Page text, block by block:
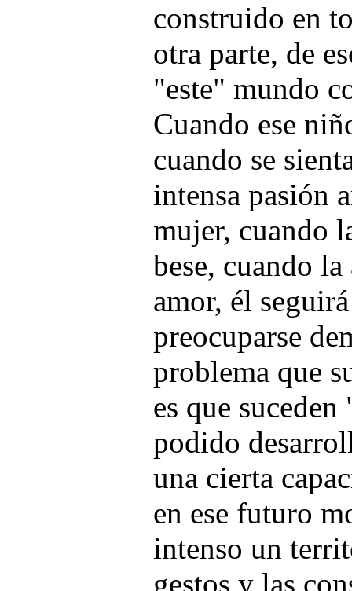
construido en
otra parte, de
"este" mundo
Cuando ese
cuando se
intensa pasión
mujer, cuando
bese, cuando
amor, él
preocuparse
problema que
es que suceden
podido
una cierta
en ese futuro
intenso un
gestos y las